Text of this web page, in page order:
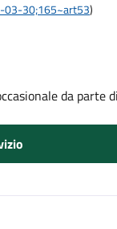
03-30;165~art53)
da parte